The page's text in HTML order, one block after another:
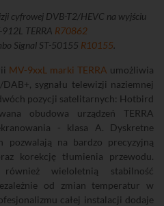
cyfrowej DVB-T2/HEVC na wyjściu
TERRA R70862
Signal ST-50155 R10155.
MV-9xxL marki TERRA umożliwia
sygnału telewizji naziemnej
pozycji satelitarnych: Hotbird
obudowa urządzeń TERRA
- klasa A. Dyskretne
pozwalają na bardzo precyzyjną
korekcję tłumienia przewodu.
wieloletnią stabilność
od zmian temperatur w
całej instalacji dodaje